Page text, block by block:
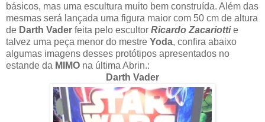
básicos, mas uma escultura muito bem construída. Além das
mesmas será lançada uma figura maior com 50 cm de altura
de Darth Vader feita pelo escultor Ricardo Zacariottie
talvez uma peça menor do mestre Yoda, confira abaixo
algumas imagens desses protótipos apresentados no
estande da MIMO na última Abrin.:
Darth Vader